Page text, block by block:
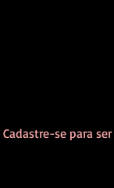
se para